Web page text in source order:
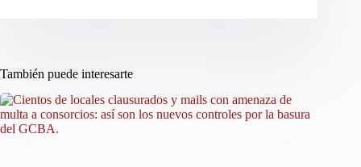
También puede interesarte